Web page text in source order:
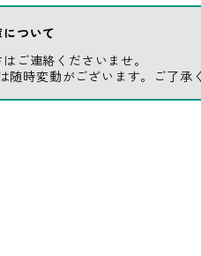
ついて
ご連絡くださいませ。
時変動がございます。ご了承